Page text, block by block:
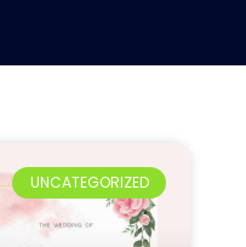
UNCATEGORIZED